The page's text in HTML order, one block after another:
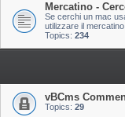
Mercatino -
Se cerchi un mac
utilizzare il
Topics: 234
vBCms
Topics: 29